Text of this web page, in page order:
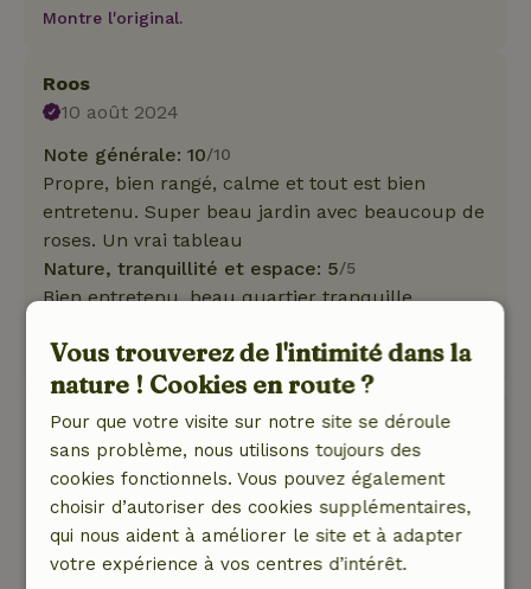
Montre l'original.
Roos
10 août 2024
Note générale: 10/10
Propre, bien rangé, calme et tout est bien
entretenu. Super beau jardin avec beaucoup de
roses. Un vrai tableau
Nature, tranquillité et espace: 5/5
Bien entretenu, beau quartier tranquille.
Montre l'original.
André
29 juillet 2024
Note générale: 9/10
La cabane Atalanta a dépassé nos attentes.
Accueillante et confortablement meublée ; avec
la climatisation et même une moustiquaire !
Vous trouverez de l'intimité dans la
nature ! Cookies en route ?
Pour que votre visite sur notre site se déroule
sans problème, nous utilisons toujours des
cookies fonctionnels. Vous pouvez également
choisir d’autoriser des cookies supplémentaires,
qui nous aident à améliorer le site et à adapter
votre expérience à vos centres d’intérêt.